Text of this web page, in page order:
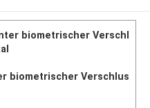
biometrischer Verschl
biometrischer Verschlus